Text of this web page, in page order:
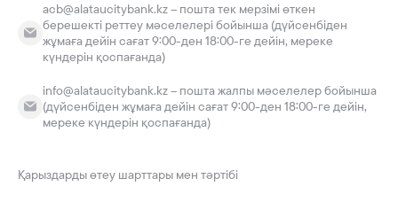
acb@alataucitybank.kz – пошта тек мерзімі өткен
берешекті реттеу мәселелері бойынша (дүйсенбіден
жұмаға дейін сағат 9:00-ден 18:00-ге дейін, мереке
күндерін қоспағанда)
info@alataucitybank.kz – пошта жалпы мәселелер бойынша
(дүйсенбіден жұмаға дейін сағат 9:00-ден 18:00-ге дейін,
мереке күндерін қоспағанда)
Қарыздарды өтеу шарттары мен тәртібі